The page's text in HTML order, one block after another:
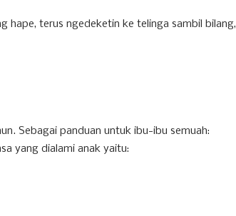
hape, terus ngedeketin ke telinga sambil bilang,
Sebagai panduan untuk ibu-ibu semuah:
yang dialami anak yaitu: